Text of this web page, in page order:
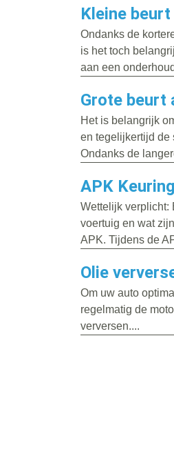
Kleine
Ondanks de
is het toch
aan een
Grote beurt
Het is belangrijk
en tegelijkertijd de
Ondanks de
APK Keuring
Wettelijk verplicht:
voertuig en wat
APK. Tijdens de
Olie
Om uw auto
regelmatig de
verversen....